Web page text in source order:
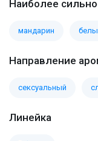
Наиболее
мандарин
Направление
сексуальный
Линейка